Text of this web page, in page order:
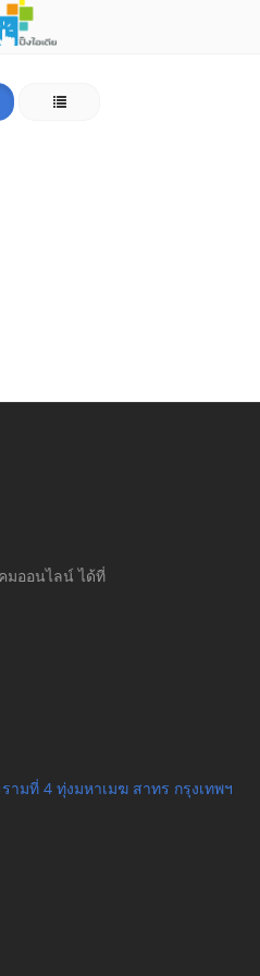
มออนไลน์ ได้ที่
มที่ 4 ทุ่งมหาเมฆ สาทร กรุงเทพฯ